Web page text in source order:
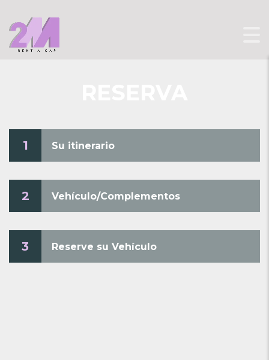
1 Su itinerario
2 Vehículo/Complementos
3 Reserve su Vehículo